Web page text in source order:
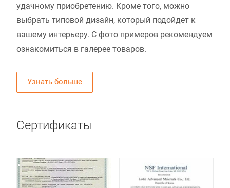
удачному приобретению. Кроме того, можно
выбрать типовой дизайн, который подойдет к
вашему интерьеру. С фото примеров рекомендуем
ознакомиться в галерее товаров.
Узнать больше
Сертификаты